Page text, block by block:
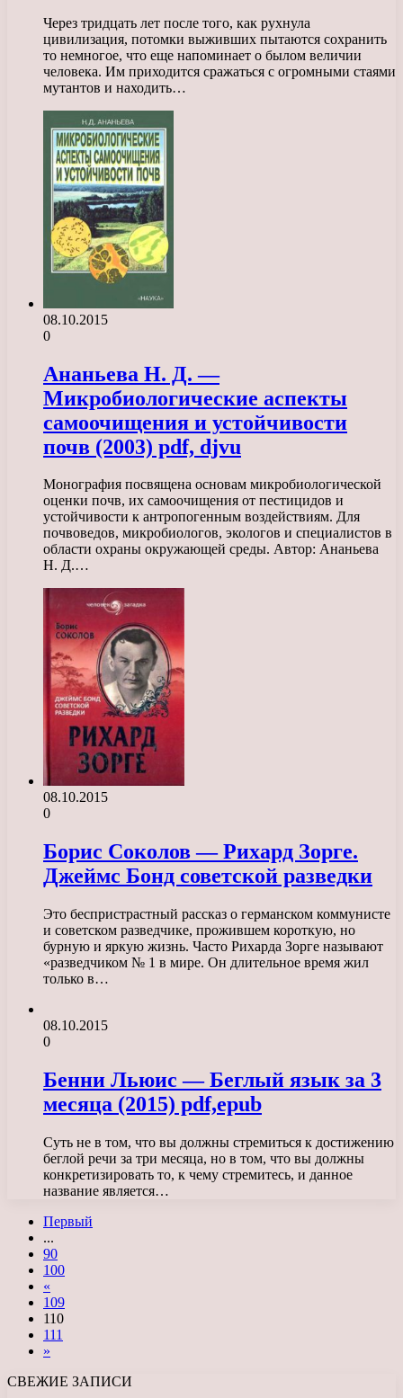
Через тридцать лет после того, как рухнула
цивилизация, потомки выживших пытаются сохранить
то немногое, что еще напоминает о былом величии
человека. Им приходится сражаться с огромными стаями
мутантов и находить…
08.10.2015
0
Ананьева Н. Д. —
Микробиологические аспекты
самоочищения и устойчивости
почв (2003) pdf, djvu
Монография посвящена основам микробиологической
оценки почв, их самоочищения от пестицидов и
устойчивости к антропогенным воздействиям. Для
почвоведов, микробиологов, экологов и специалистов в
области охраны окружающей среды. Автор: Ананьева
Н. Д.…
08.10.2015
0
Борис Соколов — Рихард Зорге.
Джеймс Бонд советской разведки
Это беспристрастный рассказ о германском коммунисте
и советском разведчике, прожившем короткую, но
бурную и яркую жизнь. Часто Рихарда Зорге называют
«разведчиком № 1 в мире. Он длительное время жил
только в…
08.10.2015
0
Бенни Льюис — Беглый язык за 3
месяца (2015) pdf,epub
Суть не в том, что вы должны стремиться к достижению
беглой речи за три месяца, но в том, что вы должны
конкретизировать то, к чему стремитесь, и данное
название является…
Первый
...
90
100
«
109
110
111
»
СВЕЖИЕ ЗАПИСИ